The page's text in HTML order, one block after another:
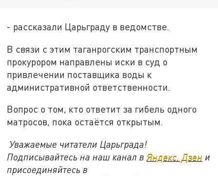
- рассказали Царьграду в ведомстве.
В связи с этим таганрогским транспортным
прокурором направлены иски в суд о
привлечении поставщика воды к
административной ответственности.
Вопрос о том, кто ответит за гибель одного
матросов, пока остаётся открытым.
Уважаемые читатели Царьграда!
Подписывайтесь на наш канал вЯндекс. Дзен и
присоединяйтесь в